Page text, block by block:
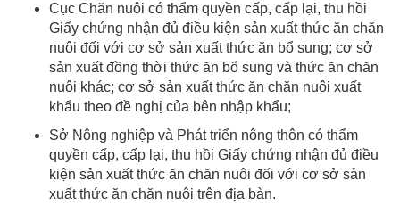
Cục Chăn nuôi có thẩm quyền cấp, cấp lại, thu hồi
Giấy chứng nhận đủ điều kiện sản xuất thức ăn chăn
nuôi đối với cơ sở sản xuất thức ăn bổ sung; cơ sở
sản xuất đồng thời thức ăn bổ sung và thức ăn chăn
nuôi khác; cơ sở sản xuất thức ăn chăn nuôi xuất
khẩu theo đề nghị của bên nhập khẩu;
Sở Nông nghiệp và Phát triển nông thôn có thẩm
quyền cấp, cấp lại, thu hồi Giấy chứng nhận đủ điều
kiện sản xuất thức ăn chăn nuôi đối với cơ sở sản
xuất thức ăn chăn nuôi trên địa bàn.